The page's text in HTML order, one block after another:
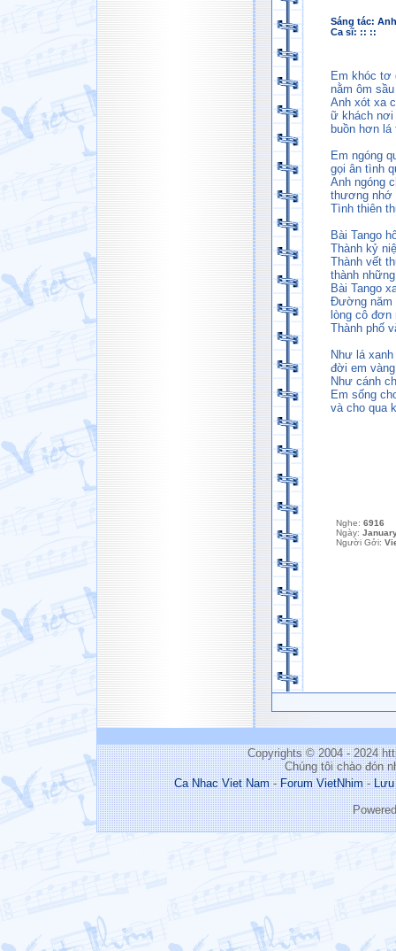
Sáng tác:
Ca sĩ: :: ::
Em khóc tơ
nằm ôm
Anh xót xa
ữ khách
buồn hơn
Em ngóng
gọi ân tình
Anh ngóng
thương nhớ
Tình thiên
Bài Tango
Thành kỷ
Thành vết
thành
Bài Tango
Ðường năm
lòng cô đơn
Thành phố
Như lá
đời em
Như cánh
Em sống
và cho qua
Nghe: 6916
Ngày:
Người Gởi:
Copyrights © 2004 - 2024
Chúng tôi chào đón
Ca Nhac Viet Nam-Forum VietNhim-